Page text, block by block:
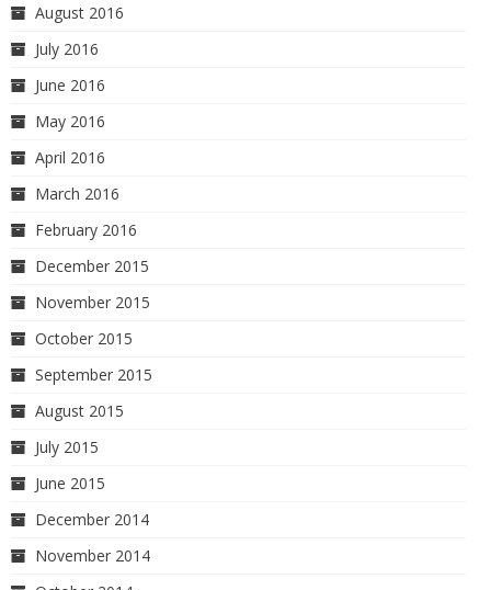
August 2016
July 2016
June 2016
May 2016
April 2016
March 2016
February 2016
December 2015
November 2015
October 2015
September 2015
August 2015
July 2015
June 2015
December 2014
November 2014